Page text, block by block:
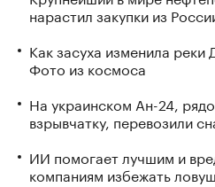
нарастил закупки из
Как засуха изменила реки
Фото из космоса
На украинском Ан-24,
взрывчатку, перевозили
ИИ помогает лучшим и
компаниям избежать